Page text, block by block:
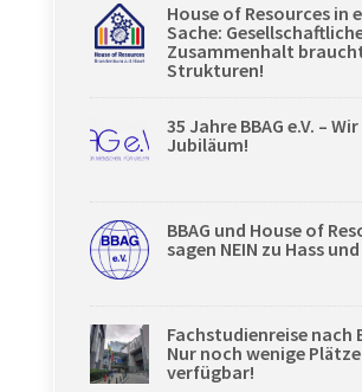
House of Resources in
Sache:
Zusammenhalt
Strukturen!
35 Jahre BBAG e.V. –
Jubiläum!
BBAG und House of
sagen NEIN zu Hass
Fachstudienreise nach
Nur noch wenige Plätze
verfügbar!